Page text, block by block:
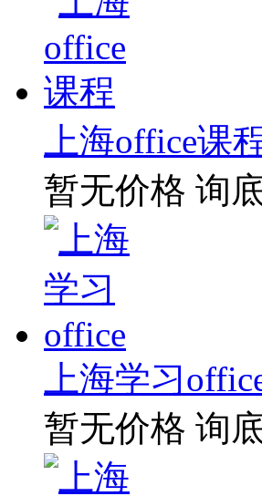
上海office课
暂无价格 询
上海学习
暂无价格 询